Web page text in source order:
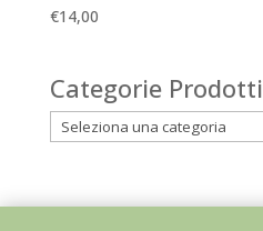
€14,00
Categorie Prodotti